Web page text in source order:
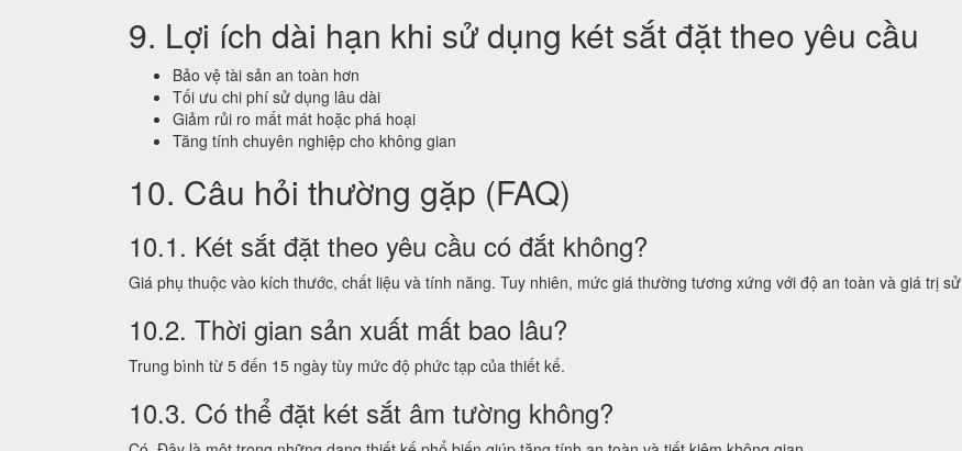
9. Lợi ích dài hạn khi sử dụng két sắt đặt theo yêu cầu
Bảo vệ tài sản an toàn hơn
Tối ưu chi phí sử dụng lâu dài
Giảm rủi ro mất mát hoặc phá hoại
Tăng tính chuyên nghiệp cho không gian
10. Câu hỏi thường gặp (FAQ)
10.1. Két sắt đặt theo yêu cầu có đắt không?
Giá phụ thuộc vào kích thước, chất liệu và tính năng. Tuy nhiên, mức giá thường tương xứng với độ an toàn và giá trị
10.2. Thời gian sản xuất mất bao lâu?
Trung bình từ 5 đến 15 ngày tùy mức độ phức tạp của thiết kế.
10.3. Có thể đặt két sắt âm tường không?